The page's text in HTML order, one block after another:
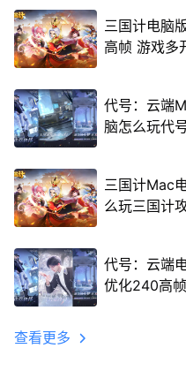
三国计电脑
高帧 游戏多
代号：云端
脑怎么玩代
三国计Mac
么玩三国计
代号：云端
优化240高
查看更多